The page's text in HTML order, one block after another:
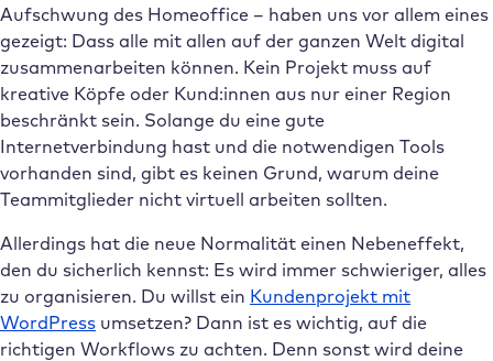
Aufschwung des Homeoffice – haben uns vor allem eines
gezeigt: Dass alle mit allen auf der ganzen Welt digital
zusammenarbeiten können. Kein Projekt muss auf
kreative Köpfe oder Kund:innen aus nur einer Region
beschränkt sein. Solange du eine gute
Internetverbindung hast und die notwendigen Tools
vorhanden sind, gibt es keinen Grund, warum deine
Teammitglieder nicht virtuell arbeiten sollten.
Allerdings hat die neue Normalität einen Nebeneffekt,
den du sicherlich kennst: Es wird immer schwieriger, alles
zu organisieren. Du willst ein Kundenprojekt mit
WordPress umsetzen? Dann ist es wichtig, auf die
richtigen Workflows zu achten. Denn sonst wird deine